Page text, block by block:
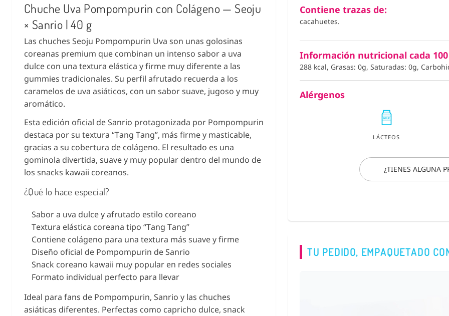
Chuche Uva Pompompurin con Colágeno — Seoju
× Sanrio | 40 g
Las chuches Seoju Pompompurin Uva son unas golosinas
coreanas premium que combinan un intenso sabor a uva
dulce con una textura elástica y firme muy diferente a las
gummies tradicionales. Su perfil afrutado recuerda a los
caramelos de uva asiáticos, con un sabor suave, jugoso y muy
aromático.
Esta edición oficial de Sanrio protagonizada por Pompompurin
destaca por su textura “Tang Tang”, más firme y masticable,
gracias a su cobertura de colágeno. El resultado es una
gominola divertida, suave y muy popular dentro del mundo de
los snacks kawaii coreanos.
¿Qué lo hace especial?
Sabor a uva dulce y afrutado estilo coreano
Textura elástica coreana tipo “Tang Tang”
Contiene colágeno para una textura más suave y firme
Diseño oficial de Pompompurin de Sanrio
Snack coreano kawaii muy popular en redes sociales
Formato individual perfecto para llevar
Ideal para fans de Pompompurin, Sanrio y las chuches
asiáticas diferentes. Perfectas como capricho dulce, snack
Contiene trazas de:
cacahuetes.
Información nutricional cada
288 kcal, Grasas: 0g, Saturadas: 0g,
Alérgenos
LÁCTEOS
¿TIENES ALGUNA
TU PEDIDO, EMPAQUETADO